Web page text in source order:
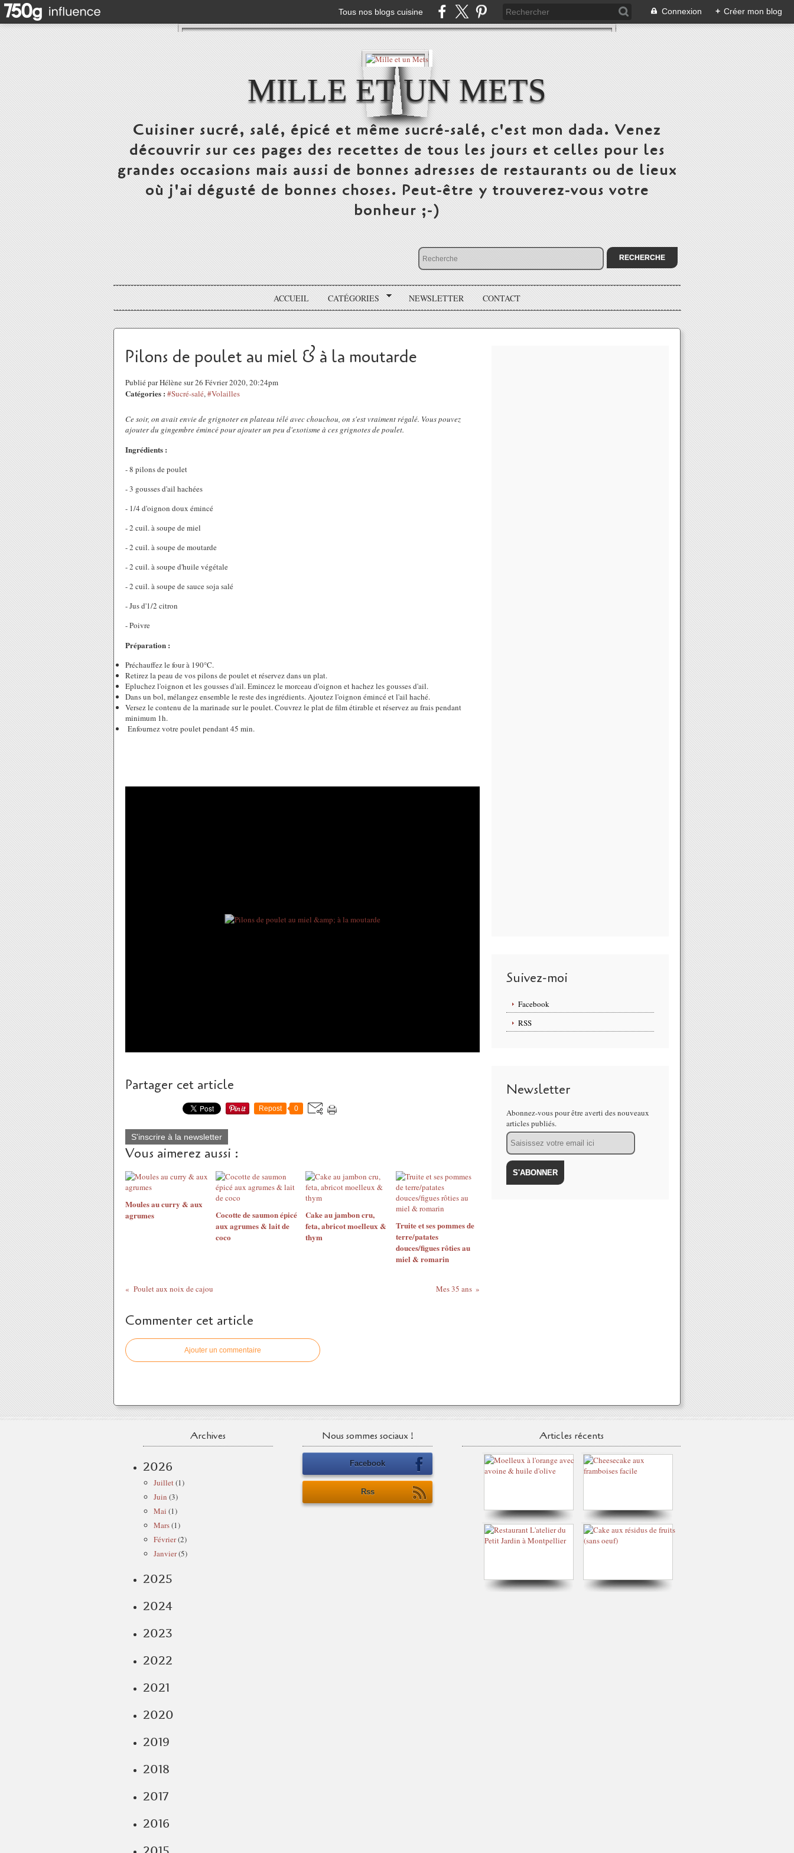
Tous nos blogs cuisine Connexion + Créer mon blog
MILLE ET UN METS
Cuisiner sucré, salé, épicé et même sucré-salé, c'est mon dada. Venez
découvrir sur ces pages des recettes de tous les jours et celles pour les
grandes occasions mais aussi de bonnes adresses de restaurants ou de lieux
où j'ai dégusté de bonnes choses. Peut-être y trouverez-vous votre
bonheur ;-)
ACCUEIL CATÉGORIES NEWSLETTER CONTACT
Pilons de poulet au miel & à la moutarde
Publié par Hélène sur 26 Février 2020, 20:24pm
Catégories : #Sucré-salé,#Volailles
Ce soir, on avait envie de grignoter en plateau télé avec chouchou, on s'est vraiment régalé. Vous pouvez
ajouter du gingembre émincé pour ajouter un peu d'exotisme à ces grignotes de poulet.
Ingrédients :
- 8 pilons de poulet
- 3 gousses d'ail hachées
- 1/4 d'oignon doux émincé
- 2 cuil. à soupe de miel
- 2 cuil. à soupe de moutarde
- 2 cuil. à soupe d'huile végétale
- 2 cuil. à soupe de sauce soja salé
- Jus d'1/2 citron
- Poivre
Préparation :
Préchauffez le four à 190°C.
Retirez la peau de vos pilons de poulet et réservez dans un plat.
Epluchez l'oignon et les gousses d'ail. Emincez le morceau d'oignon et hachez les gousses d'ail.
Dans un bol, mélangez ensemble le reste des ingrédients. Ajoutez l'oignon émincé et l'ail haché.
Versez le contenu de la marinade sur le poulet. Couvrez le plat de film étirable et réservez au frais pendant
minimum 1h.
Enfournez votre poulet pendant 45 min.
Partager cet article
Repost 0
S'inscrire à la newsletter
Vous aimerez aussi :
Moules au curry & aux
agrumes
Cocotte de saumon épicé
aux agrumes & lait de
coco
Cake au jambon cru,
feta, abricot moelleux &
thym
Truite et ses pommes de
terre/patates
douces/figues rôties au
miel & romarin
Poulet aux noix de cajou Mes 35 ans
Commenter cet article
Ajouter un commentaire
Suivez-moi
Facebook
RSS
Newsletter
Abonnez-vous pour être averti des nouveaux
articles publiés.
Email
Archives
2026
Juillet(1)
Juin (3)
Mai (1)
Mars(1)
Février(2)
Janvier(5)
2025
2024
2023
2022
2021
2020
2019
2018
2017
2016
Nous sommes sociaux !
Facebook
Rss
Articles récents